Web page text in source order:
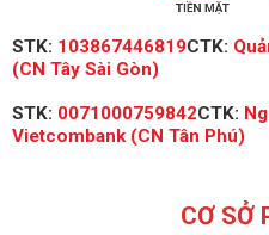
STK: 103867446819CTK:
(CN Tây Sài Gòn)
STK: 0071000759842CTK:
Vietcombank (CN Tân Phú)
CƠ SỞ